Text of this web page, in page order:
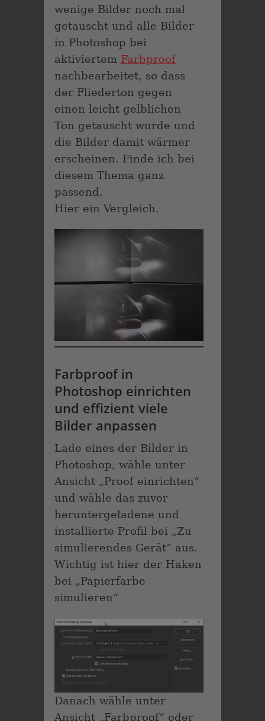
wenige Bilder noch mal
getauscht und alle Bilder
in Photoshop bei
aktiviertem Farbproof
nachbearbeitet, so dass
der Fliederton gegen
einen leicht gelblichen
Ton getauscht wurde und
die Bilder damit wärmer
erscheinen. Finde ich bei
diesem Thema ganz
passend.
Hier ein Vergleich.
Farbproof in
Photoshop einrichten
und effizient viele
Bilder anpassen
Lade eines der Bilder in
Photoshop, wähle unter
Ansicht „Proof einrichten“
und wähle das zuvor
heruntergeladene und
installierte Profil bei „Zu
simulierendes Gerät“ aus.
Wichtig ist hier der Haken
bei „Papierfarbe
simulieren“
Danach wähle unter
Ansicht „Farbproof“ oder